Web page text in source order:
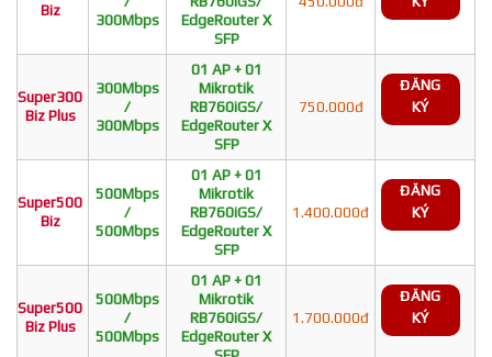
Biz
300Mbps
EdgeRouter X
SFP
Super300
Biz Plus
300Mbps
/
300Mbps
01 AP + 01
Mikrotik
RB760iGS/
EdgeRouter X
SFP
750.000đ
ĐĂNG
KÝ
Super500
Biz
500Mbps
/
500Mbps
01 AP + 01
Mikrotik
RB760iGS/
EdgeRouter X
SFP
1.400.000đ
ĐĂNG
KÝ
Super500
Biz Plus
500Mbps
/
500Mbps
01 AP + 01
Mikrotik
RB760iGS/
EdgeRouter X
1.700.000đ
ĐĂNG
KÝ